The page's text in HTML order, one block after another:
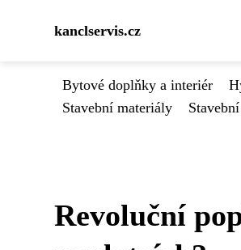
kanclservis.cz
Bytové doplňky a interiér
Stavební materiály
Revoluční